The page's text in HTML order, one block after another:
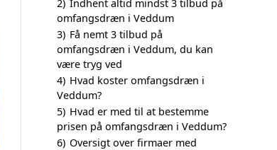
2) Indhent altid mindst 3 tilbud på
omfangsdræn i Veddum
3) Få nemt 3 tilbud på
omfangsdræn i Veddum, du kan
være tryg ved
4) Hvad koster omfangsdræn i
Veddum?
5) Hvad er med til at bestemme
prisen på omfangsdræn i Veddum?
6) Oversigt over firmaer med